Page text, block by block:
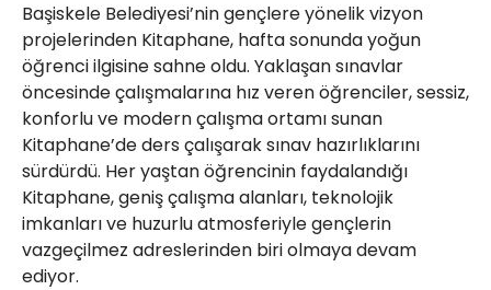
Başiskele Belediyesi’nin gençlere yönelik vizyon
projelerinden Kitaphane, hafta sonunda yoğun
öğrenci ilgisine sahne oldu. Yaklaşan sınavlar
öncesinde çalışmalarına hız veren öğrenciler, sessiz,
konforlu ve modern çalışma ortamı sunan
Kitaphane’de ders çalışarak sınav hazırlıklarını
sürdürdü. Her yaştan öğrencinin faydalandığı
Kitaphane, geniş çalışma alanları, teknolojik
imkanları ve huzurlu atmosferiyle gençlerin
vazgeçilmez adreslerinden biri olmaya devam
ediyor.